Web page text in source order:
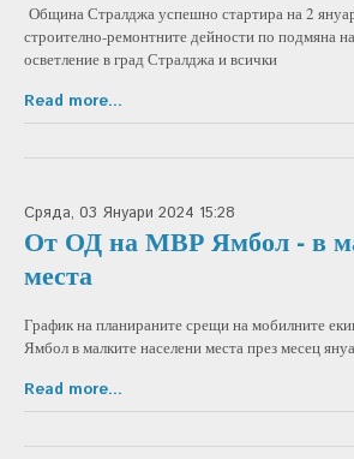
Община Стралджа успешно стартира на 2
строително-ремонтните дейности по подмяна
осветление в град Стралджа и всички
Read more...
Сряда, 03 Януари 2024 15:28
От ОД на МВР Ямбол - в
места
График на планираните срещи на мобилните
Ямбол в малките населени места през месец
Read more...